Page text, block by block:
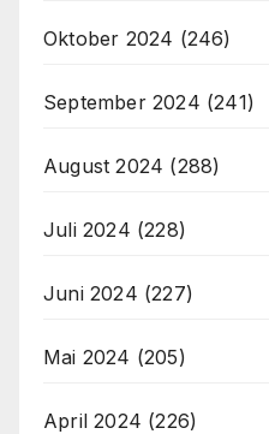
Oktober 2024 (246)
September 2024 (241)
August 2024 (288)
Juli 2024 (228)
Juni 2024 (227)
Mai 2024 (205)
April 2024 (226)